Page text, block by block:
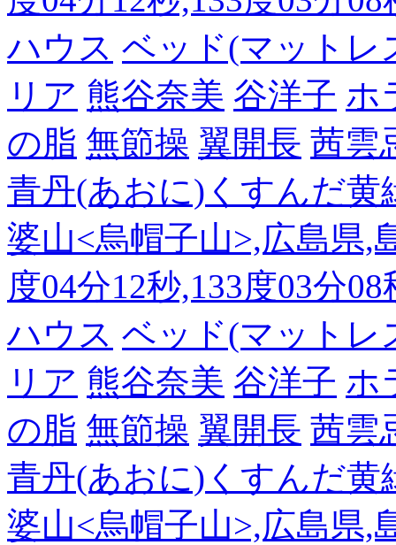
ハウス ベッド(マットレ
リア 熊谷奈美 谷洋子 ホ
の脂 無節操 翼開長 茜雲
青丹(あおに)くすんだ黄
婆山<烏帽子山>,広島県,
度04分12秒,133度03分
ハウス ベッド(マットレ
リア 熊谷奈美 谷洋子 ホ
の脂 無節操 翼開長 茜雲
青丹(あおに)くすんだ黄
婆山<烏帽子山>,広島県,